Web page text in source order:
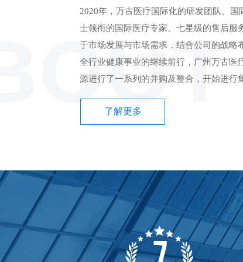
了解更多
2020年，万古医疗国际化的研发团队、
士领衔的国际医疗专家、七星级的售后服
于市场发展与市场需求，结合公司的战略
全行业健康事业的继续前行，广州万古医
源进行了一系列的并购及整合，开始进行